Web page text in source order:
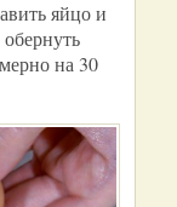
яйцо и
на 30